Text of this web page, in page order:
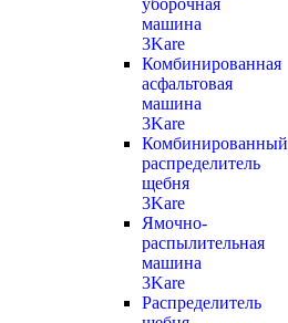
уборочная
машина
3Kare
Комбинированная
асфальтовая
машина
3Kare
Комбинированный
распределитель
щебня
3Kare
Ямочно-
распылительная
машина
3Kare
Распределитель